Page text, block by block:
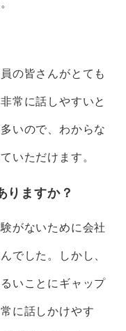
の皆さんがとても
常に話しやすいと
いので、わからな
いただけます。
りますか？
がないために会社
でした。しかし、
いことにギャップ
に話しかけやす